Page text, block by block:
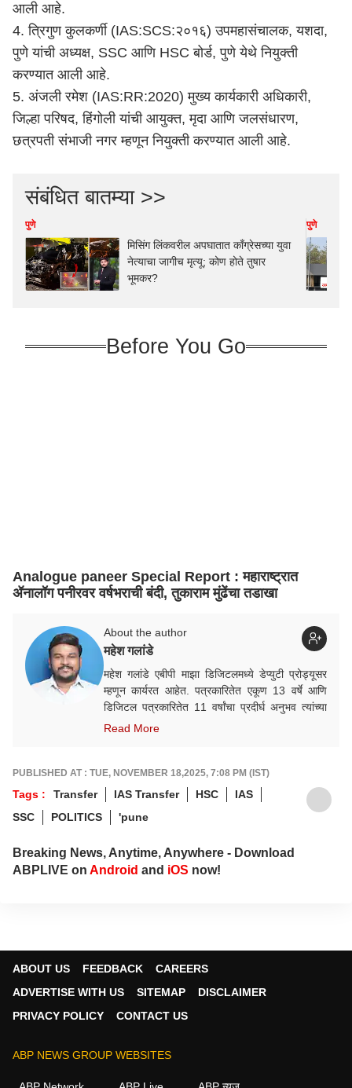
आली आहे.
4. त्रिगुण कुलकर्णी (IAS:SCS:२०१६) उपमहासंचालक, यशदा,
पुणे यांची अध्यक्ष, SSC आणि HSC बोर्ड,पुणेयेथे नियुक्ती
करण्यात आली आहे.
5. अंजली रमेश (IAS:RR:2020) मुख्य कार्यकारी अधिकारी,
जिल्हा परिषद, हिंगोली यांची आयुक्त, मृदा आणि जलसंधारण,
छत्रपती संभाजी नगर म्हणून नियुक्ती करण्यात आली आहे.
संबंधित बातम्या >>
पुणे
मिसिंग लिंकवरील अपघातात काँग्रेसच्या युवा
नेत्याचा जागीच मृत्यू; कोण होते तुषार
भूमकर?
पुणे
Before You Go
Analogue paneer Special Report : महाराष्ट्रात
ॲनालॉग पनीरवर वर्षभराची बंदी, तुकाराम मुंढेंचा तडाखा
About the author
महेश गलांडे
महेश गलांडे एबीपी माझा डिजिटलमध्ये डेप्युटी प्रोड्यूसर
म्हणून कार्यरत आहेत. पत्रकारितेत एकूण 13 वर्षे आणि
डिजिटल पत्रकारितेत 11 वर्षांचा प्रदीर्घ अनुभव त्यांच्या
पाठिशी आहे. यापूर्वी ईटीव्ही मराठी, लोकमत या माध्यम
Read More
PUBLISHED AT : TUE, NOVEMBER 18,2025, 7:08 PM (IST)
Tags : Transfer IAS Transfer HSC
IAS
SSC
POLITICS 'pune
Breaking News, Anytime, Anywhere - Download
ABPLIVE on Android and iOS now!
ABOUT US FEEDBACK
CAREERS
ADVERTISE WITH US
SITEMAP
DISCLAIMER
PRIVACY POLICY
CONTACT US
ABP NEWS GROUP WEBSITES